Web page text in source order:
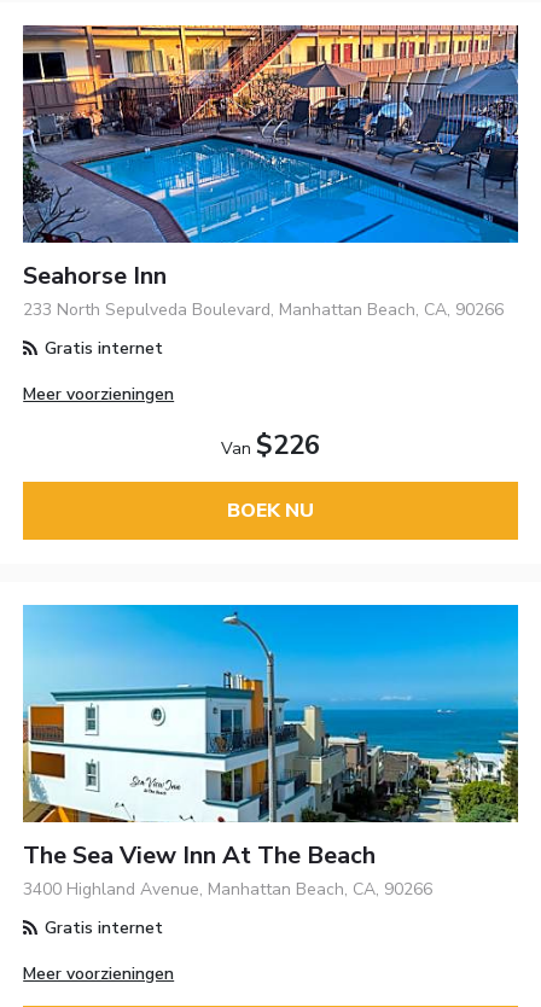
Seahorse Inn
233 North Sepulveda Boulevard, Manhattan Beach, CA, 90266
Gratis internet
Meer voorzieningen
Van $226
BOEK NU
The Sea View Inn At The Beach
3400 Highland Avenue, Manhattan Beach, CA, 90266
Gratis internet
Meer voorzieningen